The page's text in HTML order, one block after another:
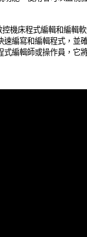
控機床程式編輯和編輯
速編寫和編輯程式，並
式編輯師或操作員，它